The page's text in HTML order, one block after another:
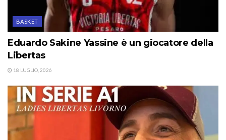
BASKET
Eduardo Sakine Yassine è un giocatore della
Libertas
18 LUGLIO, 2026